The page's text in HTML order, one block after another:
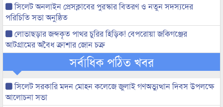
সিলেট অনলাইন প্রেসক্লাবের পুরস্কার বিতরণ ও নতুন সদস্যদের
পরিচিতি সভা অনুষ্ঠিত
লোভাছড়ার জব্দকৃত পাথর চুরির হিড়িক! বেপরোয়া জকিগঞ্জের
আটগ্রামের অবৈধ ক্রাশার জোন চক্র
সর্বাধিক পঠিত খবর
সিলেট সরকারি মদন মোহন কলেজে জুলাই গণঅভ্যুত্থান দিবস উপলক্ষে
আলোচনা সভা